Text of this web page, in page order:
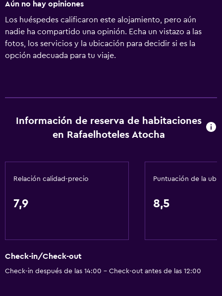
Aún no hay opiniones
Los huéspedes calificaron este alojamiento, pero aún
nadie ha compartido una opinión. Echa un vistazo a las
fotos, los servicios y la ubicación para decidir si es la
opción adecuada para tu viaje.
Información de reserva de habitaciones
en Rafaelhoteles Atocha
Relación calidad-precio
7,9
Puntuación de la
8,5
Check-in/Check-out
Check-in después de las 14:00 - Check-out antes de las 12:00